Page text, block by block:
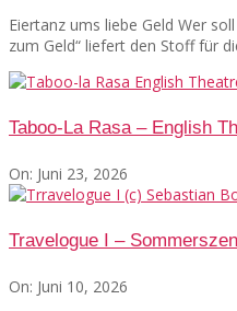
Eiertanz ums liebe Geld Wer
zum Geld“ liefert den Stoff für
Taboo-La Rasa – English
On: Juni 23, 2026
Travelogue I –
On: Juni 10, 2026